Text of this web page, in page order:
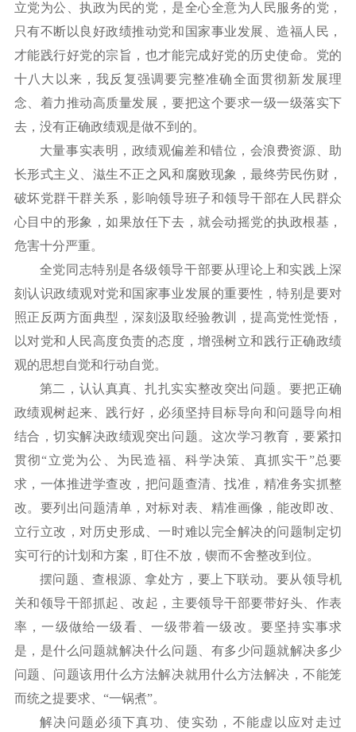
立党为公、执政为民的党，是全心全意为人民服务的党，
只有不断以良好政绩推动党和国家事业发展、造福人民，
才能践行好党的宗旨，也才能完成好党的历史使命。党的
十八大以来，我反复强调要完整准确全面贯彻新发展理
念、着力推动高质量发展，要把这个要求一级一级落实下
去，没有正确政绩观是做不到的。
大量事实表明，政绩观偏差和错位，会浪费资源、助
长形式主义、滋生不正之风和腐败现象，最终劳民伤财，
破坏党群干群关系，影响领导班子和领导干部在人民群众
心目中的形象，如果放任下去，就会动摇党的执政根基，
危害十分严重。
全党同志特别是各级领导干部要从理论上和实践上深
刻认识政绩观对党和国家事业发展的重要性，特别是要对
照正反两方面典型，深刻汲取经验教训，提高党性觉悟，
以对党和人民高度负责的态度，增强树立和践行正确政绩
观的思想自觉和行动自觉。
第二，认认真真、扎扎实实整改突出问题。要把正确
政绩观树起来、践行好，必须坚持目标导向和问题导向相
结合，切实解决政绩观突出问题。这次学习教育，要紧扣
贯彻“立党为公、为民造福、科学决策、真抓实干”总要
求，一体推进学查改，把问题查清、找准，精准务实抓整
改。要列出问题清单，对标对表、精准画像，能改即改、
立行立改，对历史形成、一时难以完全解决的问题制定切
实可行的计划和方案，盯住不放，锲而不舍整改到位。
摆问题、查根源、拿处方，要上下联动。要从领导机
关和领导干部抓起、改起，主要领导干部要带好头、作表
率，一级做给一级看、一级带着一级改。要坚持实事求
是，是什么问题就解决什么问题、有多少问题就解决多少
问题、问题该用什么方法解决就用什么方法解决，不能笼
而统之提要求、 “一锅煮”。
解决问题必须下真功、使实劲，不能虚以应对走过